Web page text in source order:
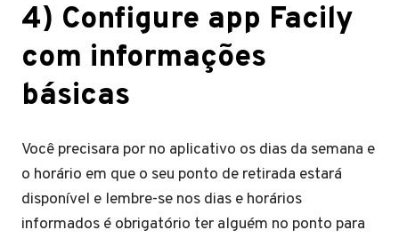
4) Configure app Facily
com informações
básicas
Você precisara por no aplicativo os dias da semana e
o horário em que o seu ponto de retirada estará
disponível e lembre-se nos dias e horários
informados é obrigatório ter alguém no ponto para